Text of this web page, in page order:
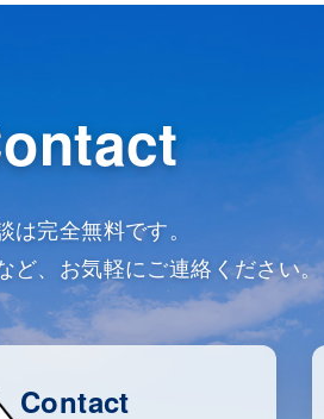
は完全無料です。
ど、お気軽にご連絡ください。
Contact